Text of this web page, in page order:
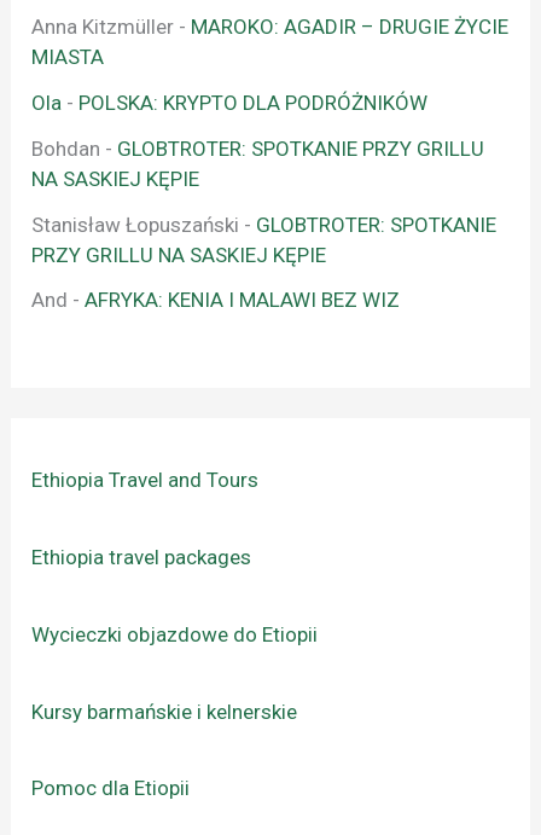
Anna Kitzmüller - MAROKO: AGADIR – DRUGIE ŻYCIE
MIASTA
Ola - POLSKA: KRYPTO DLA PODRÓŻNIKÓW
Bohdan - GLOBTROTER: SPOTKANIE PRZY GRILLU
NA SASKIEJ KĘPIE
Stanisław Łopuszański - GLOBTROTER: SPOTKANIE
PRZY GRILLU NA SASKIEJ KĘPIE
And -AFRYKA: KENIA I MALAWI BEZ WIZ
Ethiopia Travel and Tours
Ethiopia travel packages
Wycieczki objazdowe do Etiopii
Kursy barmańskie i kelnerskie
Pomoc dla Etiopii